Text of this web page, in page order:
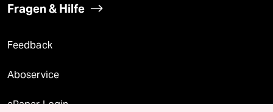
Fragen & Hilfe
Feedback
Aboservice
ePaper Login